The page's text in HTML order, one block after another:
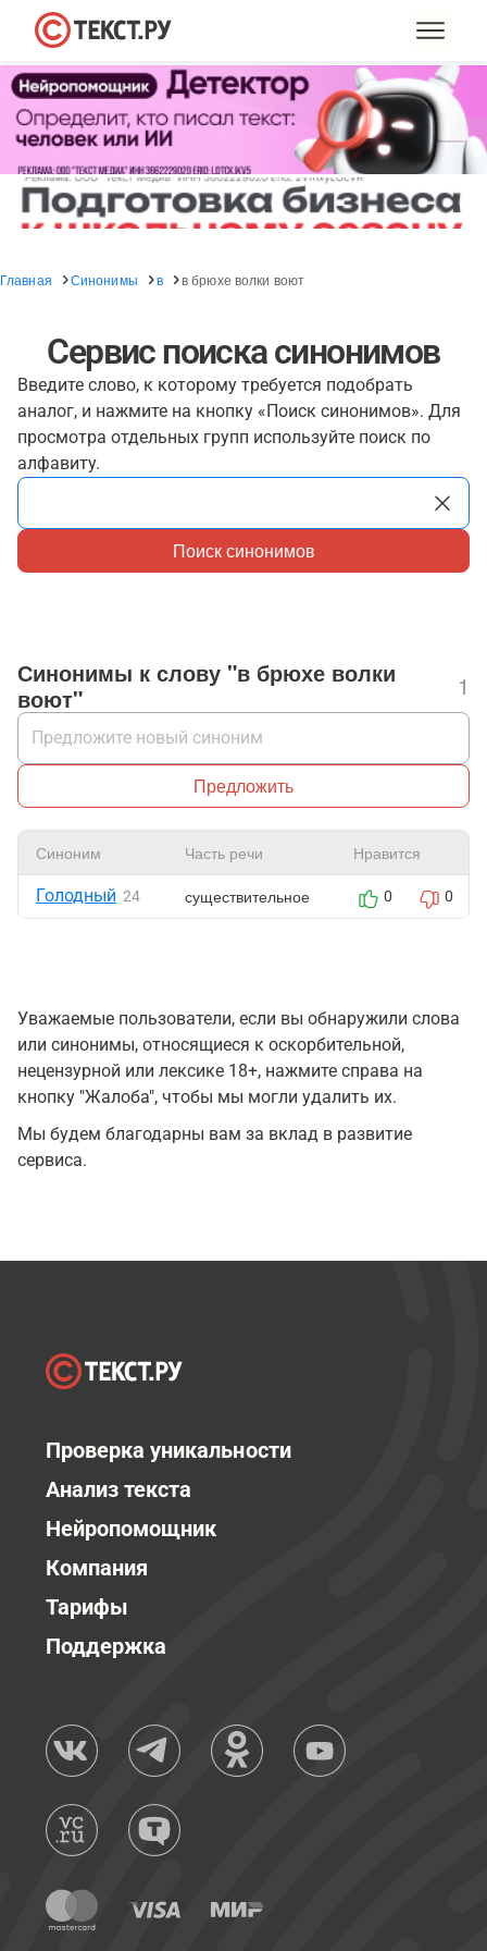
Главная Синонимы в в брюхе волки воют
Сервис поиска синонимов
Введите слово, к которому требуется подобрать
аналог, и нажмите на кнопку «Поиск синонимов». Для
просмотра отдельных групп используйте поиск по
алфавиту.
Поиск синонимов
Синонимы к слову "в брюхе волки
воют"
1
Предложить
Синоним Часть речи Нравится
Голодный 24 существительное 0 0
Уважаемые пользователи, если вы обнаружили слова
или синонимы, относящиеся к оскорбительной,
нецензурной или лексике 18+, нажмите справа на
кнопку "Жалоба", чтобы мы могли удалить их.
Мы будем благодарны вам за вклад в развитие
сервиса.
Проверка уникальности
Анализ текста
Нейропомощник
Компания
Тарифы
Поддержка